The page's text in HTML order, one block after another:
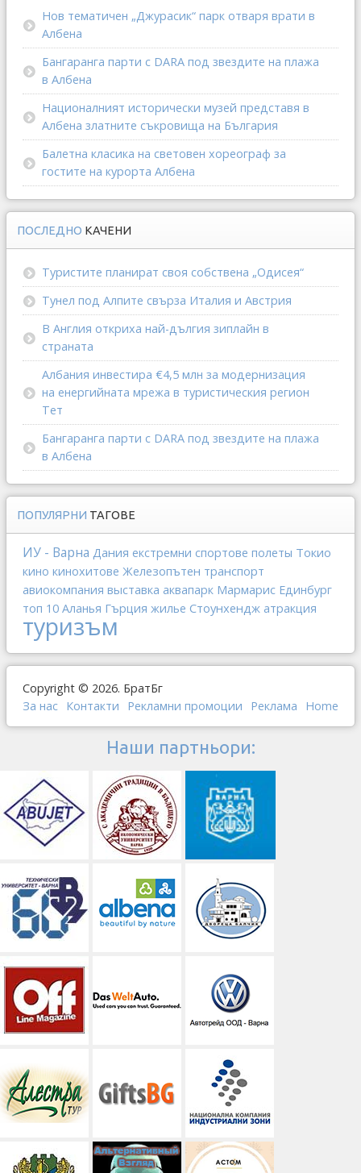
Нов тематичен „Джурасик“ парк отваря врати в
Албена
Бангаранга парти с DARA под звездите на плажа
в Албена
Националният исторически музей представя в
Албена златните съкровища на България
Балетна класика на световен хореограф за
гостите на курорта Албена
ПОСЛЕДНО КАЧЕНИ
Туристите планират своя собствена „Одисея“
Тунел под Алпите свърза Италия и Австрия
В Англия откриха най-дългия зиплайн в
страната
Албания инвестира €4,5 млн за модернизация
на енергийната мрежа в туристическия регион
Тет
Бангаранга парти с DARA под звездите на плажа
в Албена
ПОПУЛЯРНИ ТАГОВЕ
ИУ - Варна Дания екстремни спортове полеты Токио
кино кинохитове Железопътен транспорт
авиокомпания выставка аквапарк Мармарис Единбург
топ 10 Аланья Гърция жилье Стоунхендж атракция
туризъм
Copyright © 2026. БратБг
За нас Контакти Рекламни промоции Реклама Home
Наши партньори: